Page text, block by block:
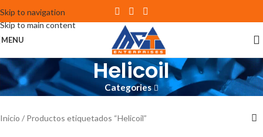
Skip to navigation
Skip to main content
MENU
Helicoil
Categories
Inicio Productos etiquetados “Helicoil”